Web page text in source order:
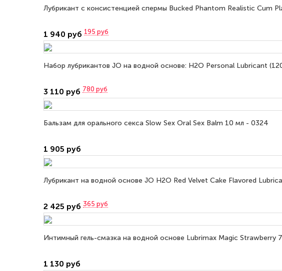
Лубрикант с консистенцией спермы Bucked Phantom Realistic Cum
1 940 руб 195 руб
Набор лубрикантов JO на водной основе: H2O Personal Lubricant
3 110 руб 780 руб
Бальзам для орального секса Slow Sex Oral Sex Balm 10 мл - 0324
1 905 руб
Лубрикант на водной основе JO H2O Red Velvet Cake Flavored
2 425 руб 365 руб
Интимный гель-смазка на водной основе Lubrimax Magic Strawberry
1 130 руб